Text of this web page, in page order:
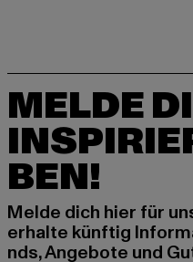
MELDE
BEN!
Melde dich hier für
erhalte künftig
nds, Angebote und